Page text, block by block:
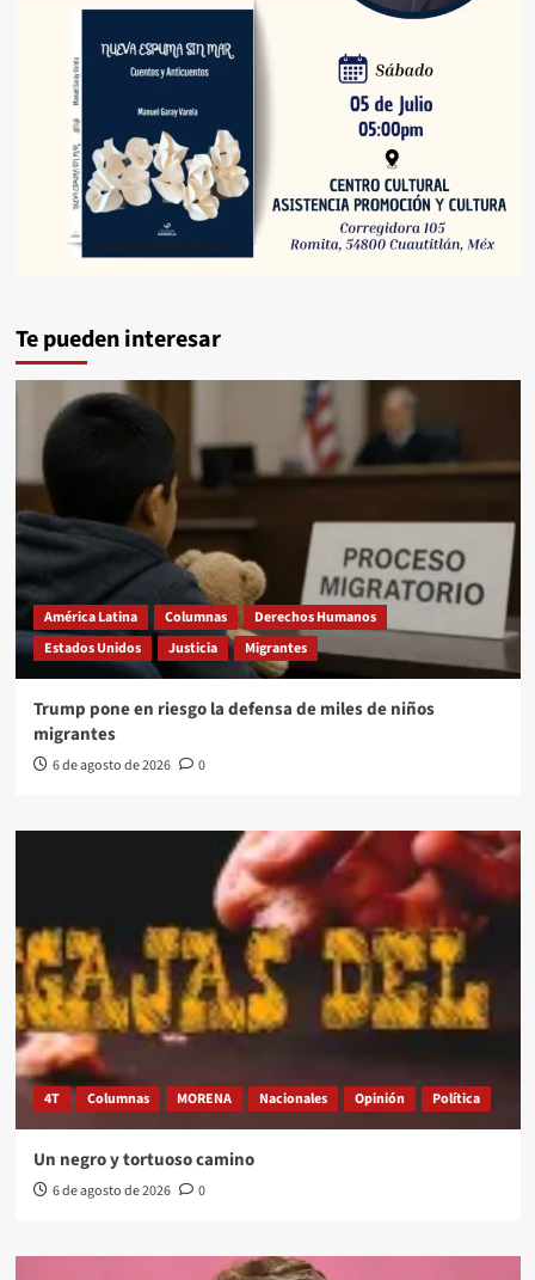
Te pueden interesar
América Latina Columnas
Derechos Humanos
Estados Unidos
Justicia Migrantes
Trump pone en riesgo la defensa de miles de niños
migrantes
6 de agosto de 2026 0
4T Columnas MORENA Nacionales Opinión Política
Un negro y tortuoso camino
6 de agosto de 2026 0